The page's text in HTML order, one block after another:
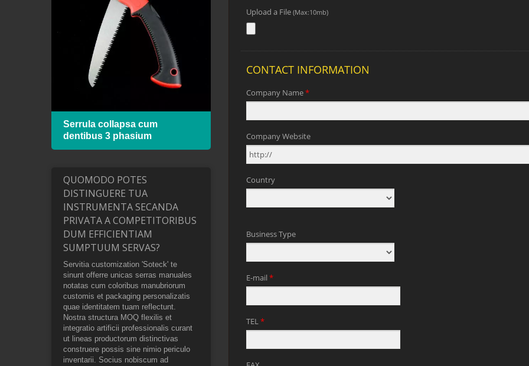
Serrula collapsa cum
dentibus 3 phasium
lamina HSS bimetallica
QUOMODO POTES
DISTINGUERE TUA
INSTRUMENTA SECANDA
PRIVATA A COMPETITORIBUS
DUM EFFICIENTIAM
SUMPTUUM SERVAS?
Servitia customization 'Soteck' te
sinunt offerre unicas serras manuales
notatas cum coloribus manubriorum
customis et packaging personalizatis
quae identitatem tuam reflectunt.
Nostra structura MOQ flexilis et
integratio artificii professionalis curant
ut lineas productorum distinctivas
construere possis sine nimio periculo
inventarii. Socius nobiscum ad